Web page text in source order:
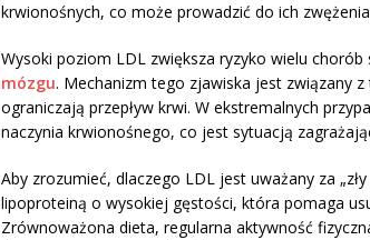
krwionośnych, co może prowadzić do ich
Wysoki poziom LDL zwiększa ryzyko wielu
mózgu. Mechanizm tego zjawiska jest związany
ograniczają przepływ krwi. W ekstremalnych
naczynia krwionośnego, co jest sytuacją
Aby zrozumieć, dlaczego LDL jest uważany za
lipoproteiną o wysokiej gęstości, która pomaga
Zrównoważona dieta, regularna aktywność